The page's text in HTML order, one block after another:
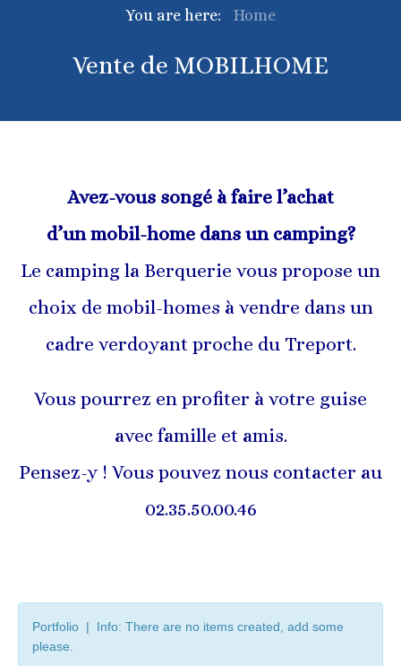
You are here: Home
Vente de MOBILHOME
Avez-vous songé à faire l’achat
d’un mobil-home dans un camping?
Le camping la Berquerie vous propose un
choix de mobil-homes à vendre dans un
cadre verdoyant proche du Treport.
Vous pourrez en profiter à votre guise
avec famille et amis.
Pensez-y ! Vous pouvez nous contacter au
02.35.50.00.46
Portfolio | Info: There are no items created, add some
please.